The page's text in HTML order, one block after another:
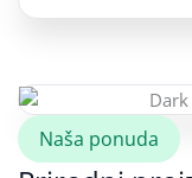
Naša ponuda